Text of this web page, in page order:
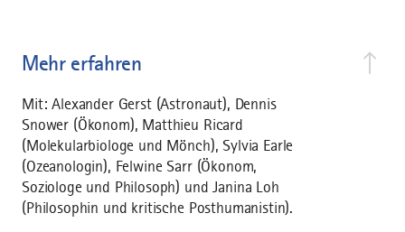
Mehr erfahren
Mit: Alexander Gerst (Astronaut), Dennis
Snower (Ökonom), Matthieu Ricard
(Molekularbiologe und Mönch), Sylvia Earle
(Ozeanologin), Felwine Sarr (Ökonom,
Soziologe und Philosoph) und Janina Loh
(Philosophin und kritische Posthumanistin).